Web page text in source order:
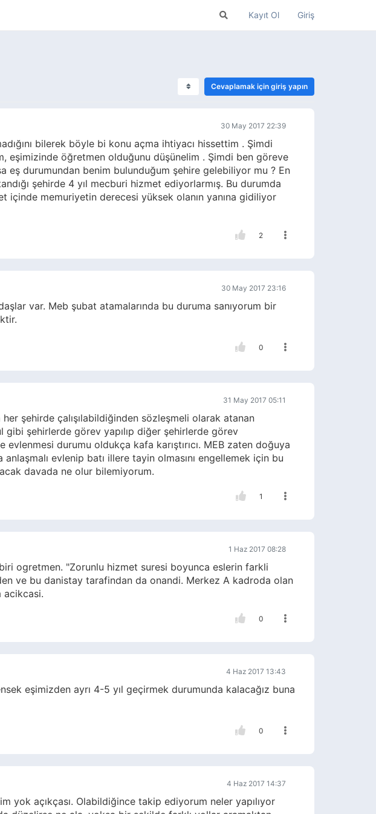
Kayıt Ol Giriş
Cevaplamak için giriş yapın
30 May 2017 22:39
bilerek böyle bi konu açma ihtiyacı hissettim . Şimdi
eşimizinde öğretmen olduğunu düşünelim . Şimdi ben göreve
eş durumundan benim bulunduğum şehire gelebiliyor mu ? En
şehirde 4 yıl mecburi hizmet ediyorlarmış. Bu durumda
memuriyetin derecesi yüksek olanın yanına gidiliyor
2
30 May 2017 23:16
var. Meb şubat atamalarında bu duruma sanıyorum bir
0
31 May 2017 05:11
şehirde çalışılabildiğinden sözleşmeli olarak atanan
gibi şehirlerde görev yapılıp diğer şehirlerde görev
durumu oldukça kafa karıştırıcı. MEB zaten doğuya
evlenip batı illere tayin olmasını engellemek için bu
davada ne olur bilemiyorum.
1
1 Haz 2017 08:28
ogretmen. "Zorunlu hizmet suresi boyunca eslerin farkli
ve bu danistay tarafindan da onandi. Merkez A kadroda olan
acikcasi.
0
4 Haz 2017 13:43
eşimizden ayrı 4-5 yıl geçirmek durumunda kalacağız buna
0
4 Haz 2017 14:37
yok açıkçası. Olabildiğince takip ediyorum neler yapılıyor